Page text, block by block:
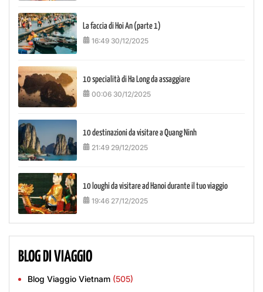
La faccia di Hoi An (parte 1)
16:49 30/12/2025
10 specialità di Ha Long da assaggiare
00:06 30/12/2025
10 destinazioni da visitare a Quang Ninh
21:49 29/12/2025
10 loughi da visitare ad Hanoi durante il tuo viaggio
19:46 27/12/2025
BLOG DI VIAGGIO
Blog Viaggio Vietnam (505)